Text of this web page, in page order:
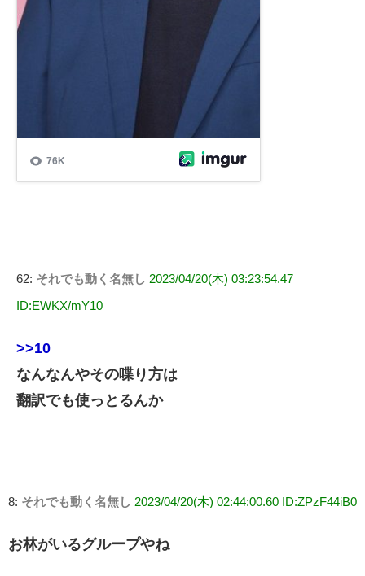
62: それでも動く名無し 2023/04/20(木) 03:23:54.47
ID:EWKX/mY10
>>10
なんなんやその喋り方は
翻訳でも使っとるんか
8: それでも動く名無し 2023/04/20(木) 02:44:00.60 ID:ZPzF44iB0
お林がいるグループやね